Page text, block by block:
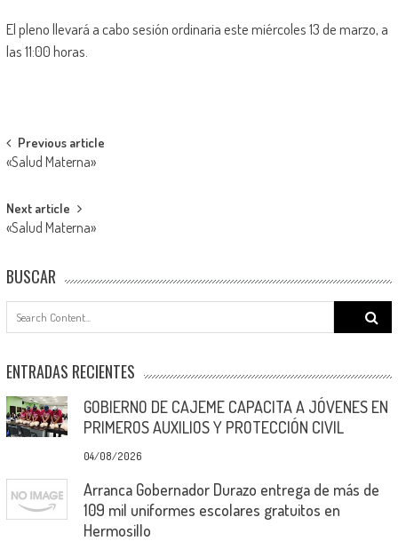
El pleno llevará a cabo sesión ordinaria este miércoles 13 de marzo, a
las 11:00 horas.
Post
navigation
Previous article
«Salud Materna»
Next article
«Salud Materna»
BUSCAR
Search
for:
ENTRADAS RECIENTES
GOBIERNO DE CAJEME CAPACITA A JÓVENES EN
PRIMEROS AUXILIOS Y PROTECCIÓN CIVIL
04/08/2026
Arranca Gobernador Durazo entrega de más de
109 mil uniformes escolares gratuitos en
Hermosillo